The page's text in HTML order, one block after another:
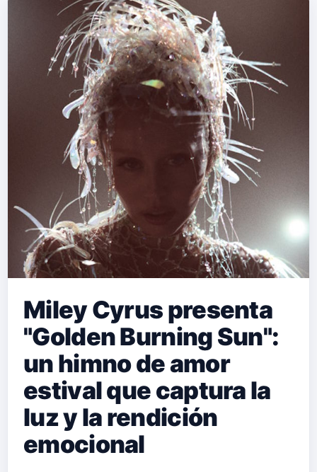
Miley Cyrus presenta
"Golden Burning Sun":
un himno de amor
estival que captura la
luz y la rendición
emocional